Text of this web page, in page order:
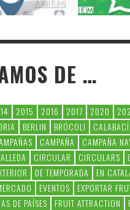
DE …
2015 2016 2017 2020
BERLIN BRÓCOLI
CAMPAÑA
CAMPAÑA
CIRCULAR CIRCULARS
DE TEMPORADA
EN
EVENTOS
EXPORTAR
DE PAÍSES FRUIT ATTRACTION